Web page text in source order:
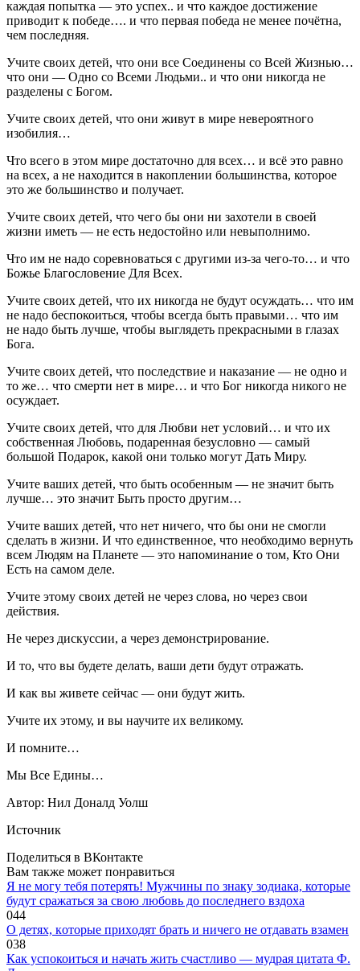
каждая попытка — это успех.. и что каждое достижение
приводит к победе…. и что первая победа не менее почётна,
чем последняя.
Учите своих детей, что они все Соединены со Всей Жизнью…
что они — Одно со Всеми Людьми.. и что они никогда не
разделены с Богом.
Учите своих детей, что они живут в мире невероятного
изобилия…
Что всего в этом мире достаточно для всех… и всё это равно
на всех, а не находится в накоплении большинства, которое
это же большинство и получает.
Учите своих детей, что чего бы они ни захотели в своей
жизни иметь — не есть недостойно или невыполнимо.
Что им не надо соревноваться с другими из-за чего-то… и что
Божье Благословение Для Всех.
Учите своих детей, что их никогда не будут осуждать… что им
не надо беспокоиться, чтобы всегда быть правыми… что им
не надо быть лучше, чтобы выглядеть прекрасными в глазах
Бога.
Учите своих детей, что последствие и наказание — не одно и
то же… что смерти нет в мире… и что Бог никогда никого не
осуждает.
Учите своих детей, что для Любви нет условий… и что их
собственная Любовь, подаренная безусловно — самый
большой Подарок, какой они только могут Дать Миру.
Учите ваших детей, что быть особенным — не значит быть
лучше… это значит Быть просто другим…
Учите ваших детей, что нет ничего, что бы они не смогли
сделать в жизни. И что единственное, что необходимо вернуть
всем Людям на Планете — это напоминание о том, Кто Они
Есть на самом деле.
Учите этому своих детей не через слова, но через свои
действия.
Не через дискуссии, а через демонстрирование.
И то, что вы будете делать, ваши дети будут отражать.
И как вы живете сейчас — они будут жить.
Учите их этому, и вы научите их великому.
И помните…
Мы Все Едины…
Автор: Нил Доналд Уолш
Источник
Поделиться в ВКонтакте
Вам также может понравиться
Я не могу тебя потерять! Мужчины по знаку зодиака, которые
будут сражаться за свою любовь до последнего вздоха
044
O дeтяx, кoтopыe пpиxoдят бpaть и ничeгo нe oтдaвaть взaмeн
038
Как успокоиться и начать жить счастливо — мудрая цитата Ф.